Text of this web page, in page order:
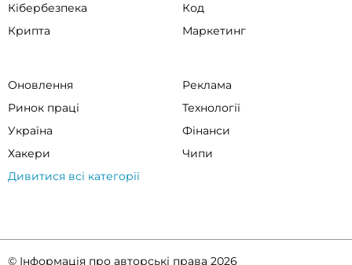
Кібербезпека
Код
Крипта
Маркетинг
Оновлення
Реклама
Ринок праці
Технології
Україна
Фінанси
Хакери
Чипи
Дивитися всі категорії
© Інформація про авторські права 2026